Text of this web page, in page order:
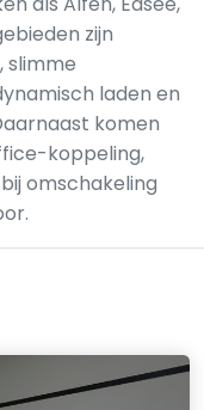
zijn
slimme
laden en
komen
koppeling,
omschakeling